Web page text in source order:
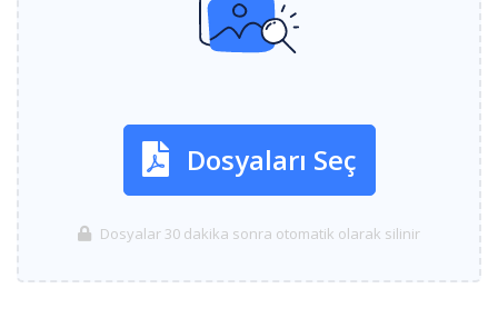
Dosyaları Seç
Dosyalar 30 dakika sonra otomatik olarak silinir